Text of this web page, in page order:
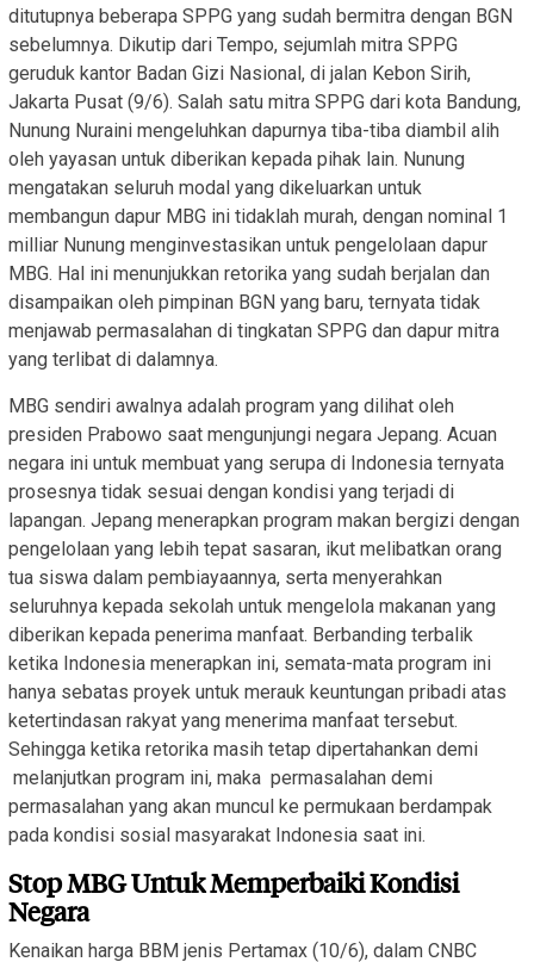
ditutupnya beberapa SPPG yang sudah bermitra dengan BGN
sebelumnya. Dikutip dari Tempo, sejumlah mitra SPPG
geruduk kantor Badan Gizi Nasional, di jalan Kebon Sirih,
Jakarta Pusat (9/6). Salah satu mitra SPPG dari kota Bandung,
Nunung Nuraini mengeluhkan dapurnya tiba-tiba diambil alih
oleh yayasan untuk diberikan kepada pihak lain. Nunung
mengatakan seluruh modal yang dikeluarkan untuk
membangun dapur MBG ini tidaklah murah, dengan nominal 1
milliar Nunung menginvestasikan untuk pengelolaan dapur
MBG. Hal ini menunjukkan retorika yang sudah berjalan dan
disampaikan oleh pimpinan BGN yang baru, ternyata tidak
menjawab permasalahan di tingkatan SPPG dan dapur mitra
yang terlibat di dalamnya.
MBG sendiri awalnya adalah program yang dilihat oleh
presiden Prabowo saat mengunjungi negara Jepang. Acuan
negara ini untuk membuat yang serupa di Indonesia ternyata
prosesnya tidak sesuai dengan kondisi yang terjadi di
lapangan. Jepang menerapkan program makan bergizi dengan
pengelolaan yang lebih tepat sasaran, ikut melibatkan orang
tua siswa dalam pembiayaannya, serta menyerahkan
seluruhnya kepada sekolah untuk mengelola makanan yang
diberikan kepada penerima manfaat. Berbanding terbalik
ketika Indonesia menerapkan ini, semata-mata program ini
hanya sebatas proyek untuk merauk keuntungan pribadi atas
ketertindasan rakyat yang menerima manfaat tersebut.
Sehingga ketika retorika masih tetap dipertahankan demi
melanjutkan program ini, maka permasalahan demi
permasalahan yang akan muncul ke permukaan berdampak
pada kondisi sosial masyarakat Indonesia saat ini.
Stop MBG Untuk Memperbaiki Kondisi
Negara
Kenaikan harga BBM jenis Pertamax (10/6), dalam CNBC